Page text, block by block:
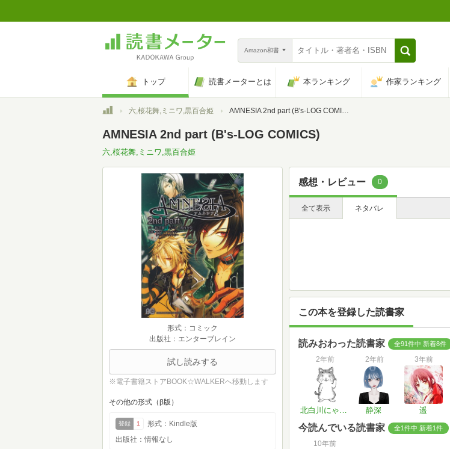
Amazon和書
トップ 読書メーターとは 本ランキング 作家ランキング
トップ六,桜花舞,ミニワ,黒百合姫 AMNESIA 2nd part (B's-LOG COMICS)
AMNESIA 2nd part (B's-LOG COMICS)
六,桜花舞,ミニワ,黒百合姫
形式：コミック
出版社：エンターブレイン
試し読みする
※電子書籍ストアBOOK☆WALKERへ移動します
その他の形式（β版）
登録 1
形式：Kindle版
出版社：情報なし
感想・レビュー 0
全て表示 ネタバレ
この本を登録した読書家
読みおわった読書家 全91件中 新着8件
2年前
北白川にゃんこ
2年前
静深
3年前
遥
今読んでいる読書家 全1件中 新着1件
10年前